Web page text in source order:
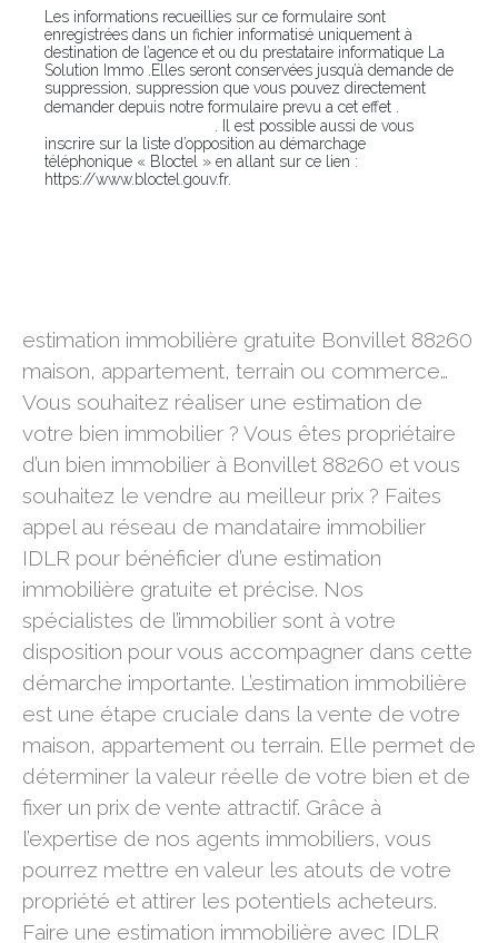
Les informations recueillies sur ce formulaire sont
enregistrées dans un fichier informatisé uniquement à
destination de l’agence et ou du prestataire informatique La
Solution Immo .Elles seront conservées jusqu’à demande de
suppression, suppression que vous pouvez directement
demander depuis notre formulaire prevu a cet effet .
. Il est possible aussi de vous
inscrire sur la liste d’opposition au démarchage
téléphonique « Bloctel » en allant sur ce lien :
https://www.bloctel.gouv.fr.
estimation immobilière gratuite Bonvillet 88260
maison, appartement, terrain ou commerce…
Vous souhaitez réaliser une estimation de
votre bien immobilier ? Vous êtes propriétaire
d’un bien immobilier à Bonvillet 88260 et vous
souhaitez le vendre au meilleur prix ? Faites
appel au réseau de mandataire immobilier
IDLR pour bénéficier d’une estimation
immobilière gratuite et précise. Nos
spécialistes de l’immobilier sont à votre
disposition pour vous accompagner dans cette
démarche importante. L’estimation immobilière
est une étape cruciale dans la vente de votre
maison, appartement ou terrain. Elle permet de
déterminer la valeur réelle de votre bien et de
fixer un prix de vente attractif. Grâce à
l’expertise de nos agents immobiliers, vous
pourrez mettre en valeur les atouts de votre
propriété et attirer les potentiels acheteurs.
Faire une estimation immobilière avec IDLR